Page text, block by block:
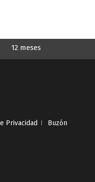
12 meses
Privacidad I
Buzón